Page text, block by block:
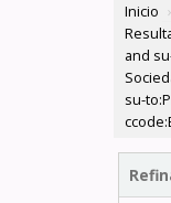
Inicio ›
and
su-